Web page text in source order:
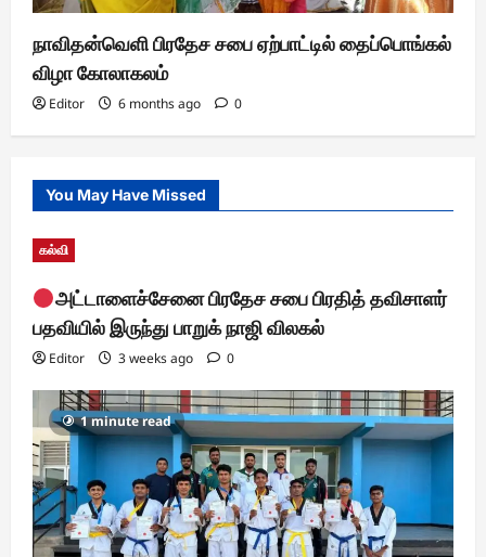
நாவிதன்வெளி பிரதேச சபை ஏற்பாட்டில் தைப்பொங்கல்
விழா கோலாகலம்
Editor 6 months ago 0
You May Have Missed
கல்வி
அட்டாளைச்சேனை பிரதேச சபை பிரதித் தவிசாளர்
பதவியில் இருந்து பாறுக் நாஜி விலகல்
Editor 3 weeks ago 0
1 minute read